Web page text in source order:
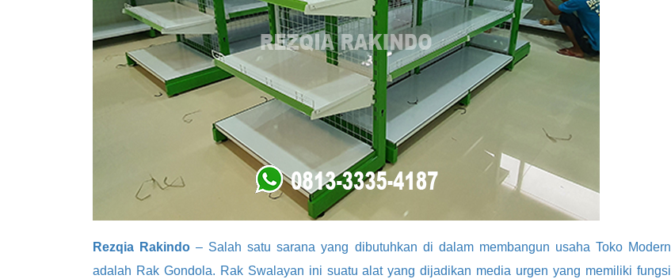
Rezqia Rakindo – Salah satu sarana yang dibutuhkan di dalam membangun usaha Toko Modern
adalah Rak Gondola. Rak Swalayan ini suatu alat yang dijadikan media urgen yang memiliki fungsi